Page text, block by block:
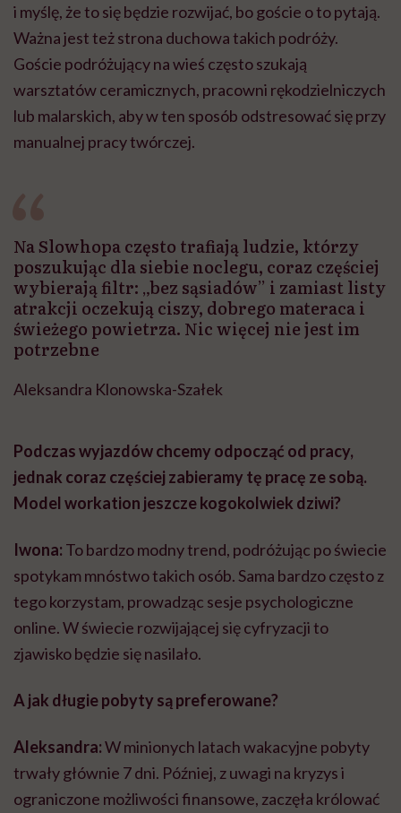
i myślę, że to się będzie rozwijać, bo goście o to pytają.
Ważna jest też strona duchowa takich podróży.
Goście podróżujący na wieś często szukają
warsztatów ceramicznych, pracowni rękodzielniczych
lub malarskich, aby w ten sposób odstresować się przy
manualnej pracy twórczej.
Na Slowhopa często trafiają ludzie, którzy
poszukując dla siebie noclegu, coraz częściej
wybierają filtr: „bez sąsiadów” i zamiast listy
atrakcji oczekują ciszy, dobrego materaca i
świeżego powietrza. Nic więcej nie jest im
potrzebne
Aleksandra Klonowska-Szałek
Podczas wyjazdów chcemy odpocząć od pracy,
jednak coraz częściej zabieramy tę pracę ze sobą.
Model workation jeszcze kogokolwiek dziwi?
Iwona: To bardzo modny trend, podróżując po świecie
spotykam mnóstwo takich osób. Sama bardzo często z
tego korzystam, prowadząc sesje psychologiczne
online. W świecie rozwijającej się cyfryzacji to
zjawisko będzie się nasilało.
A jak długie pobyty są preferowane?
Aleksandra:W minionych latach wakacyjne pobyty
trwały głównie 7 dni. Później, z uwagi na kryzys i
ograniczone możliwości finansowe, zaczęła królować